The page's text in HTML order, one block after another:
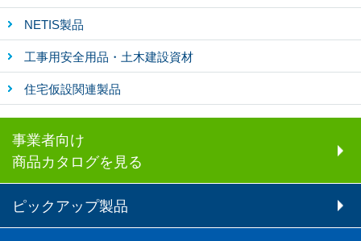
NETIS製品
工事用安全用品・土木建設資材
住宅仮設関連製品
事業者向け
商品カタログを見る
ピックアップ製品